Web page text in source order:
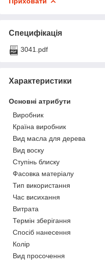
Специфікація
3041.pdf
Характеристики
Основні атрибути
Виробник
Країна виробник
Вид масла для дерева
Вид воску
Ступінь блиску
Фасовка матеріалу
Тип використання
Час висихання
Витрата
Термін зберігання
Спосіб нанесення
Колір
Вид просочення